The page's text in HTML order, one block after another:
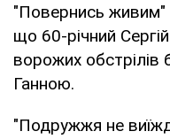
"Повернись живим"
що 60-річний
ворожих
Ганною.
"Подружжя не